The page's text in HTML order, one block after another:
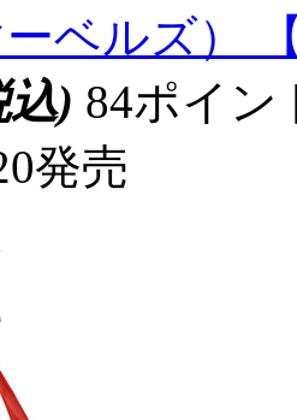
ベルズ）
込) 84ポイ
発売